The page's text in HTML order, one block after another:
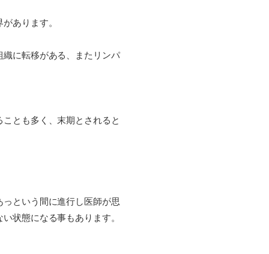
あります。
に転移がある、またリンパ
とも多く、末期とされると
という間に進行し医師が思
状態になる事もあります。